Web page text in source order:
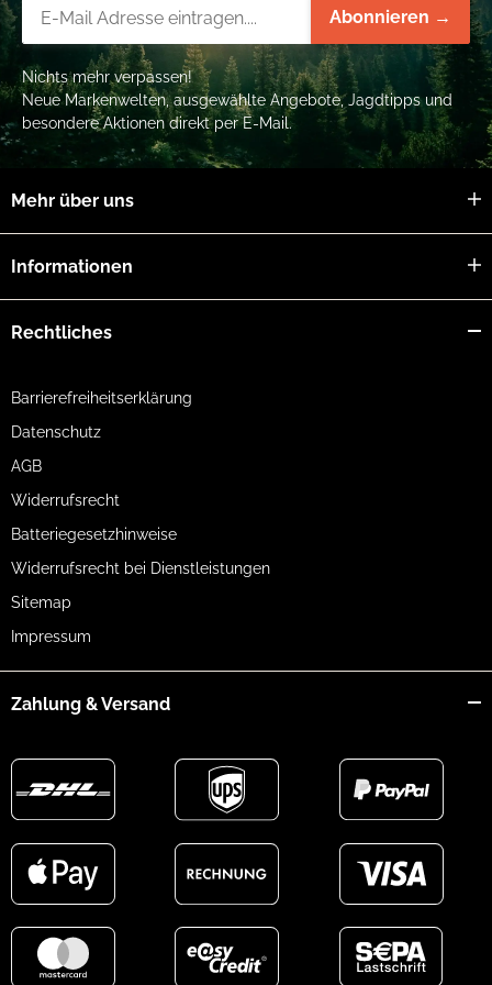
Abonnieren →
Nichts mehr verpassen!
Neue Markenwelten, ausgewählte Angebote, Jagdtipps und
besondere Aktionen direkt per E-Mail.
Mehr über uns
Informationen
Rechtliches
Barrierefreiheitserklärung
Datenschutz
AGB
Widerrufsrecht
Batteriegesetzhinweise
Widerrufsrecht bei Dienstleistungen
Sitemap
Impressum
Zahlung & Versand